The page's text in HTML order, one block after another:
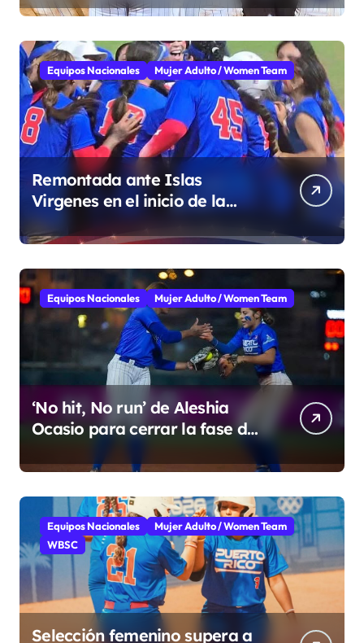
Equipos Nacionales Mujer Adulto / Women Team
Remontada ante Islas
Virgenes en el inicio de la
Super Ronda
Equipos Nacionales Mujer Adulto / Women Team
‘No hit, No run’ de Aleshia
Ocasio para cerrar la fase de
Equipos Nacionales
Mujer Adulto / Women Team
WBSC
Selección femenino supera a